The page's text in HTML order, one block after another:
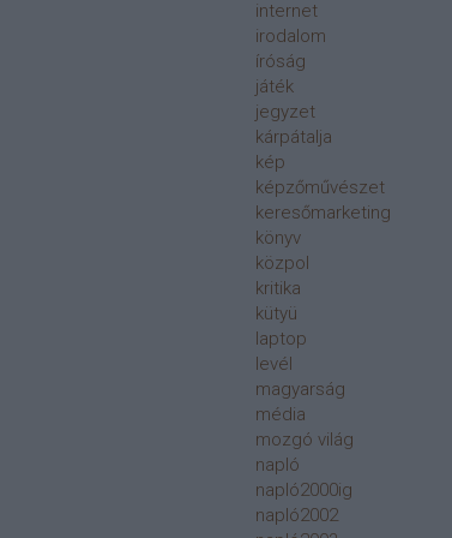
internet
irodalom
íróság
játék
jegyzet
kárpátalja
kép
képzőművészet
keresőmarketing
könyv
közpol
kritika
kütyü
laptop
levél
magyarság
média
mozgó világ
napló
napló2000ig
napló2002